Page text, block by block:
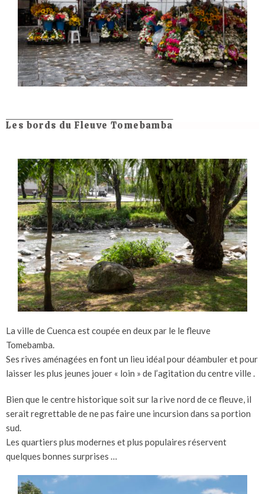
Les bords du Fleuve Tomebamba
La ville de Cuenca est coupée en deux par le le fleuve
Tomebamba.
Ses rives aménagées en font un lieu idéal pour déambuler et pour
laisser les plus jeunes jouer « loin » de l’agitation du centre ville .
Bien que le centre historique soit sur la rive nord de ce fleuve, il
serait regrettable de ne pas faire une incursion dans sa portion
sud.
Les quartiers plus modernes et plus populaires réservent
quelques bonnes surprises …